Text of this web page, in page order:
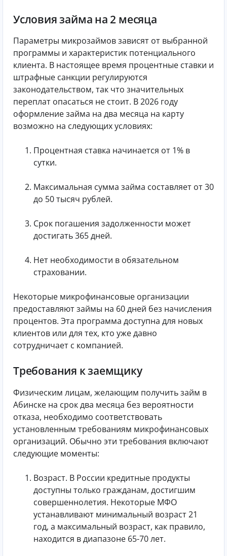
Условия займа на 2 месяца
Параметры микрозаймов зависят от выбранной
программы и характеристик потенциального
клиента. В настоящее время процентные ставки и
штрафные санкции регулируются
законодательством, так что значительных
переплат опасаться не стоит. В 2026 году
оформление займа на два месяца на карту
возможно на следующих условиях:
Процентная ставка начинается от 1% в
сутки.
Максимальная сумма займа составляет от 30
до 50 тысяч рублей.
Срок погашения задолженности может
достигать 365 дней.
Нет необходимости в обязательном
страховании.
Некоторые микрофинансовые организации
предоставляют займы на 60 дней без начисления
процентов. Эта программа доступна для новых
клиентов или для тех, кто уже давно
сотрудничает с компанией.
Требования к заемщику
Физическим лицам, желающим получить займ в
Абинске на срок два месяца без вероятности
отказа, необходимо соответствовать
установленным требованиям микрофинансовых
организаций. Обычно эти требования включают
следующие моменты:
Возраст. В России кредитные продукты
доступны только гражданам, достигшим
совершеннолетия. Некоторые МФО
устанавливают минимальный возраст 21
год, а максимальный возраст, как правило,
находится в диапазоне 65-70 лет.